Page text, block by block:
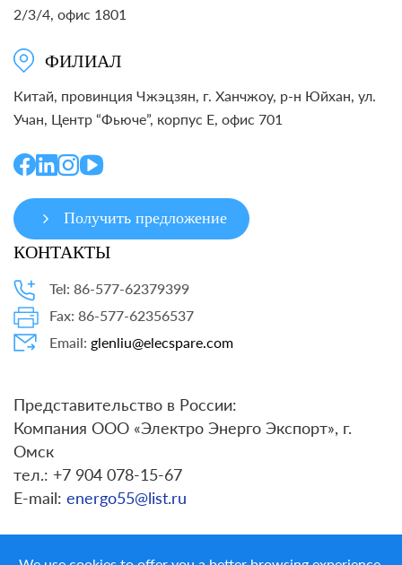
2/3/4, офис 1801
ФИЛИАЛ
Китай, провинция Чжэцзян, г. Ханчжоу, р-н Юйхан, ул.
Учан, Центр “Фьюче”, корпус E, офис 701
Получить предложение
КОНТАКТЫ
Tel: 86-577-62379399
Fax: 86-577-62356537
Email: glenliu@elecspare.com
Представительство в России:
Компания ООО «Электро Энерго Экспорт», г.
Омск
тел.: +7 904 078-15-67
E-mail: energo55@list.ru